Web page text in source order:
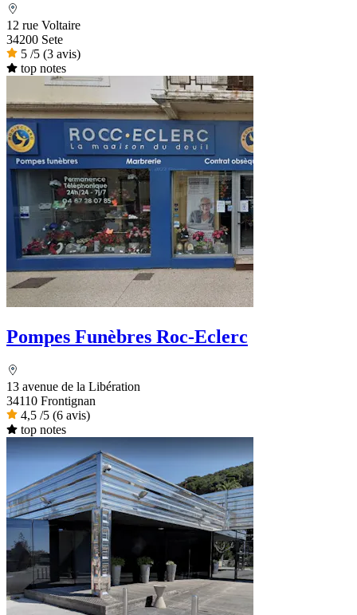
12 rue Voltaire
34200 Sete
5 /5 (3 avis)
top notes
Pompes Funèbres Roc-Eclerc
13 avenue de la Libération
34110 Frontignan
4,5 /5 (6 avis)
top notes